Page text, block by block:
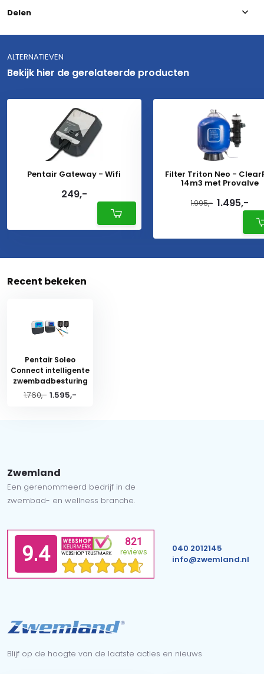
Delen
ALTERNATIEVEN
Bekijk hier de gerelateerde producten
Pentair Gateway - Wifi
249,-
Filter Triton Neo -
14m3 met Provalve
1.995,- 1.495,-
Recent bekeken
Pentair Soleo
Connect intelligente
zwembadbesturing
1.760,- 1.595,-
Zwemland
Een gerenommeerd bedrijf in de
zwembad- en wellness branche.
040 2012145
info@zwemland.nl
Blijf op de hoogte van de laatste acties en nieuws